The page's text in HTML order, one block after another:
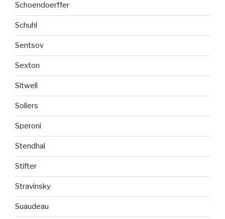
Schoendoerffer
Schuhl
Sentsov
Sexton
Sitwell
Sollers
Speroni
Stendhal
Stifter
Stravinsky
Suaudeau